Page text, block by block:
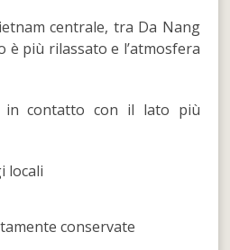
centrale, tra Da Nang
è più rilassato e l’atmosfera
contatto con il lato più
locali
conservate